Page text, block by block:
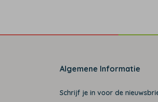
Algemene Informatie
Schrijf je in voor de